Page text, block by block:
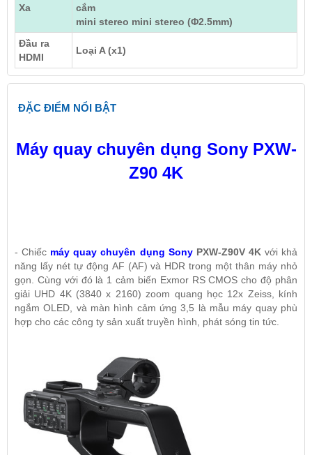
Xa
cắm
mini stereo mini stereo (Φ2.5mm)
Đầu ra
HDMI
Loại A (x1)
ĐẶC ĐIỂM NỔI BẬT
Máy quay chuyên dụng Sony PXW-
Z90 4K
- Chiếc máy quay chuyên dụng SonyPXW-Z90V 4Kvới khả
năng lấy nét tự động AF (AF) và HDR trong một thân máy nhỏ
gọn. Cùng với đó là 1 cảm biến Exmor RS CMOS cho độ phân
giải UHD 4K (3840 x 2160) zoom quang học 12x Zeiss, kính
ngắm OLED, và màn hình cảm ứng 3,5 là mẫu máy quay phù
hợp cho các công ty sản xuất truyền hình, phát sóng tin tức.